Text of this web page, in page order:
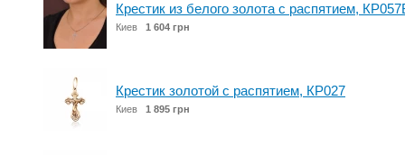
Крестик из белого золота с распятием,
Киев 1 604 грн
Крестик золотой с распятием, КР027
Киев 1 895 грн